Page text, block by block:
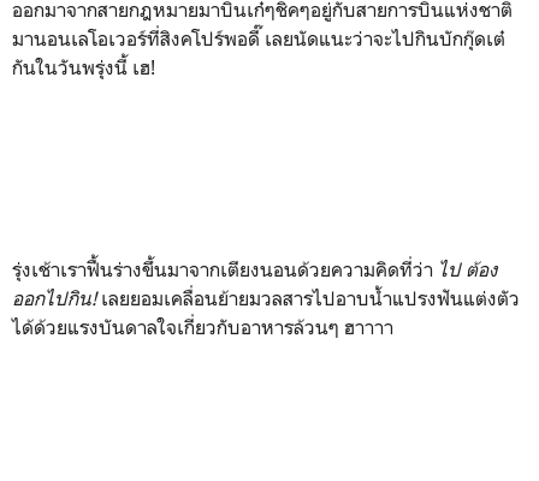
ออกมาจากสายกฎหมายมาบินเก๋ๆชิคๆอยู่กับสายการบินแห่งชาติ
มานอนเลโอเวอร์ที่สิงคโปร์พอดี๊ เลยนัดแนะว่าจะไปกินบักกุ๊ดเต๋
กันในวันพรุ่งนี้ เฮ!
รุ่งเช้าเราฟื้นร่างขึ้นมาจากเตียงนอนด้วยความคิดที่ว่า ไป ต้อง
ออกไปกิน!เลยยอมเคลื่อนย้ายมวลสารไปอาบน้ำแปรงฟันแต่งตัว
ได้ด้วยแรงบันดาลใจเกี่ยวกับอาหารล้วนๆ ฮาาาา